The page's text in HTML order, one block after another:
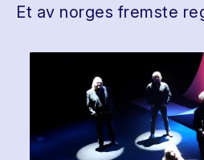
Et av norges fremste